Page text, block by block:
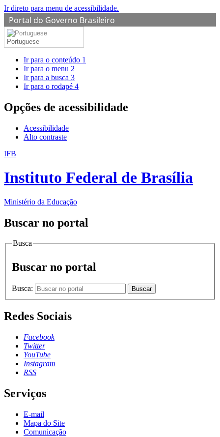
Ir direto para menu de acessibilidade.
Portal do Governo Brasileiro
Portuguese
Ir para o conteúdo 1
Ir para o menu 2
Ir para a busca 3
Ir para o rodapé 4
Opções de acessibilidade
Acessibilidade
Alto contraste
IFB
Instituto Federal de Brasília
Ministério da Educação
Buscar no portal
Busca
Buscar no portal
Busca: Buscar
Redes Sociais
Facebook
Twitter
YouTube
Instagram
RSS
Serviços
E-mail
Mapa do Site
Comunicação